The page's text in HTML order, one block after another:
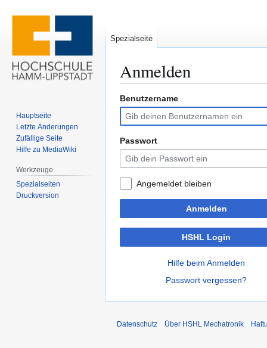
Anmelden
Zur
Navigation
springen
Zur
Suche
springen
Benutzername
Passwort
Angemeldet bleiben
Anmelden
HSHL Login
Hilfe beim Anmelden
Passwort vergessen?
Spezialseite
Hauptseite
Letzte Änderungen
Zufällige Seite
Hilfe zu MediaWiki
Werkzeuge
Spezialseiten
Druckversion
Datenschutz Über HSHL Mechatronik